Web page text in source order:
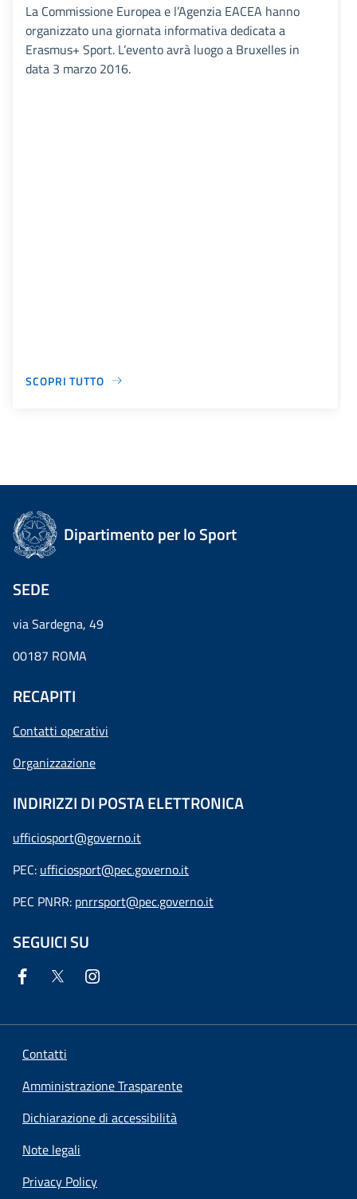
La Commissione Europea e l’Agenzia EACEA hanno
organizzato una giornata informativa dedicata a
Erasmus+ Sport. L’evento avrà luogo a Bruxelles in
data 3 marzo 2016.
SCOPRI TUTTO
Dipartimento per lo Sport
SEDE
via Sardegna, 49
00187 ROMA
RECAPITI
Contatti operativi
Organizzazione
INDIRIZZI DI POSTA ELETTRONICA
ufficiosport@governo.it
PEC: ufficiosport@pec.governo.it
PEC PNRR: pnrrsport@pec.governo.it
SEGUICI SU
Contatti
Amministrazione Trasparente
Dichiarazione di accessibilità
Note legali
Privacy Policy